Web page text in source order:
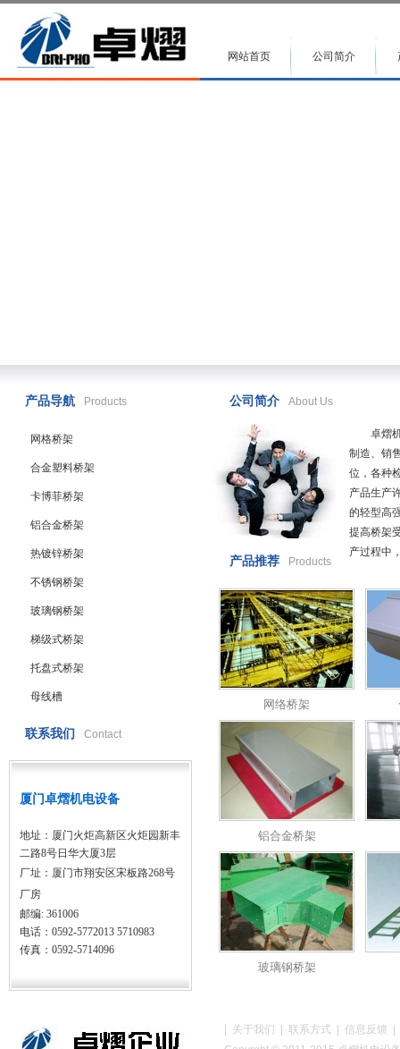
网站首页 公司简介
产品导航 Products
网格桥架
合金塑料桥架
卡博菲桥架
铝合金桥架
热镀锌桥架
不锈钢桥架
玻璃钢桥架
梯级式桥架
托盘式桥架
母线槽
联系我们 Contact
厦门卓熠机电设备
地址：厦门火炬高新区火炬园新丰
二路8号日华大厦3层
厂址： 厦门市翔安区宋板路268号
厂房
邮编: 361006
电话：0592-5772013 5710983
传真：0592-5714096
公司简介 About Us
卓熠机
制造、销
位，各种
产品生产
的轻型高
提高桥架
产过程中
产品推荐 Products
网络桥架
铝合金桥架
玻璃钢桥架
关于我们 联系方式 信息反馈